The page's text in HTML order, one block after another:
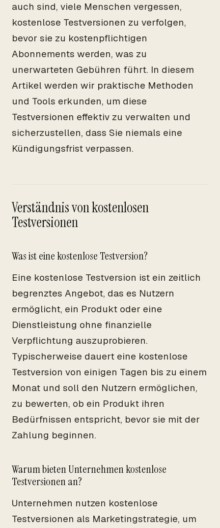
auch sind, viele Menschen vergessen,
kostenlose Testversionen zu verfolgen,
bevor sie zu kostenpflichtigen
Abonnements werden, was zu
unerwarteten Gebühren führt. In diesem
Artikel werden wir praktische Methoden
und Tools erkunden, um diese
Testversionen effektiv zu verwalten und
sicherzustellen, dass Sie niemals eine
Kündigungsfrist verpassen.
Verständnis von kostenlosen
Testversionen
Was ist eine kostenlose Testversion?
Eine kostenlose Testversion ist ein zeitlich
begrenztes Angebot, das es Nutzern
ermöglicht, ein Produkt oder eine
Dienstleistung ohne finanzielle
Verpflichtung auszuprobieren.
Typischerweise dauert eine kostenlose
Testversion von einigen Tagen bis zu einem
Monat und soll den Nutzern ermöglichen,
zu bewerten, ob ein Produkt ihren
Bedürfnissen entspricht, bevor sie mit der
Zahlung beginnen.
Warum bieten Unternehmen kostenlose
Testversionen an?
Unternehmen nutzen kostenlose
Testversionen als Marketingstrategie, um